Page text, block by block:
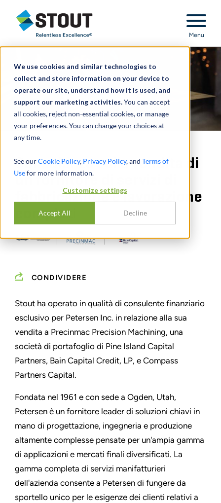
We use cookies and similar technologies to
collect and store information on your device to
operate our site, understand how it is used, and
support our marketing activities.You can accept
all cookies, reject non-essential cookies, or manage
your preferences. You can change your choices at
any time.
See ourCookie Policy, Privacy Policy, and Terms of
Usefor more information.
Customize settings
Accept All Decline
Stout Relentless Excellence
Menu
Consulenza sulla vendita di
un fornitore di servizi di
fabbricazione e lavorazione
completi
CONDIVIDERE
Stout ha operato in qualità di consulente finanziario
esclusivo per Petersen Inc. in relazione alla sua
vendita a Precinmac Precision Machining, una
società di portafoglio di Pine Island Capital
Partners, Bain Capital Credit, LP, e Compass
Partners Capital.
Fondata nel 1961 e con sede a Ogden, Utah,
Petersen è un fornitore leader di soluzioni chiavi in
mano di progettazione, ingegneria e produzione
altamente complesse pensate per un'ampia gamma
di applicazioni e mercati finali diversificati. La
gamma completa di servizi manifatturieri
dell'azienda consente a Petersen di fungere da
sportello unico per le esigenze dei clienti relativi a